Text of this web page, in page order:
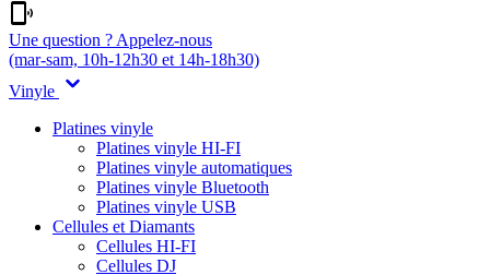
Une question ? Appelez-nous
(mar-sam, 10h-12h30 et 14h-18h30)
Vinyle
Platines vinyle
Platines vinyle HI-FI
Platines vinyle automatiques
Platines vinyle Bluetooth
Platines vinyle USB
Cellules et Diamants
Cellules HI-FI
Cellules DJ